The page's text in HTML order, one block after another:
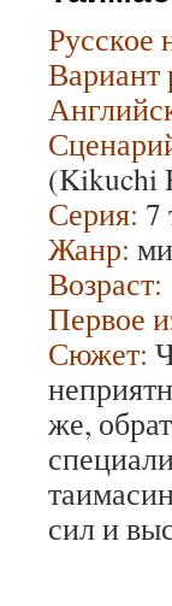
Русское
Вариант
(Kikuchi
Серия: 7
Жанр:
Возраст:
Первое
Сюжет:
же,
сил и